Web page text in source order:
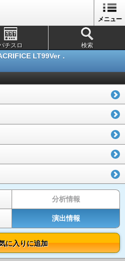
メニュー
チスロ 検索
LT99Ver．
分析情報
演出情報
に入りに追加